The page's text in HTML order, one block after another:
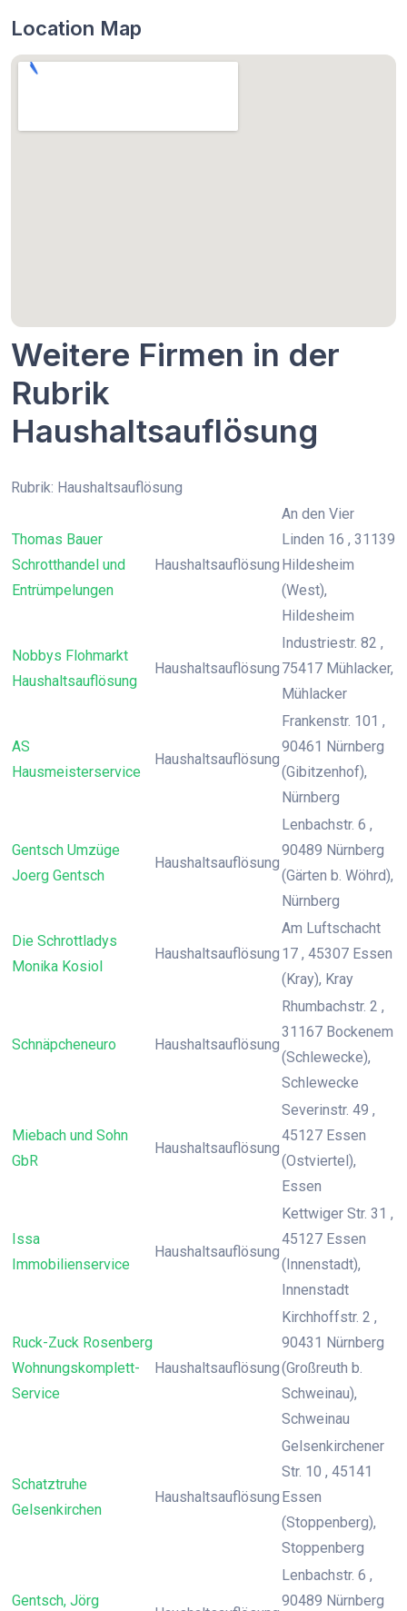
Location Map
Weitere Firmen in der
Rubrik
Haushaltsauflösung
Rubrik: Haushaltsauflösung
Thomas Bauer
Schrotthandel und
Entrümpelungen
Haushaltsauflösung
An den Vier
Linden 16 , 31139
Hildesheim
(West),
Hildesheim
Nobbys Flohmarkt
Haushaltsauflösung
Haushaltsauflösung
Industriestr. 82 ,
75417 Mühlacker,
Mühlacker
AS
Hausmeisterservice
Haushaltsauflösung
Frankenstr. 101 ,
90461 Nürnberg
(Gibitzenhof),
Nürnberg
Gentsch Umzüge
Joerg Gentsch
Haushaltsauflösung
Lenbachstr. 6 ,
90489 Nürnberg
(Gärten b. Wöhrd),
Nürnberg
Die Schrottladys
Monika Kosiol
Haushaltsauflösung
Am Luftschacht
17 , 45307 Essen
(Kray), Kray
Schnäpcheneuro Haushaltsauflösung
Rhumbachstr. 2 ,
31167 Bockenem
(Schlewecke),
Schlewecke
Miebach und Sohn
GbR
Haushaltsauflösung
Severinstr. 49 ,
45127 Essen
(Ostviertel),
Essen
Issa
Immobilienservice
Haushaltsauflösung
Kettwiger Str. 31 ,
45127 Essen
(Innenstadt),
Innenstadt
Ruck-Zuck Rosenberg
Wohnungskomplett-
Service
Haushaltsauflösung
Kirchhoffstr. 2 ,
90431 Nürnberg
(Großreuth b.
Schweinau),
Schweinau
Schatztruhe
Gelsenkirchen
Haushaltsauflösung
Gelsenkirchener
Str. 10 , 45141
Essen
(Stoppenberg),
Stoppenberg
Gentsch, Jörg
Lenbachstr. 6 ,
90489 Nürnberg